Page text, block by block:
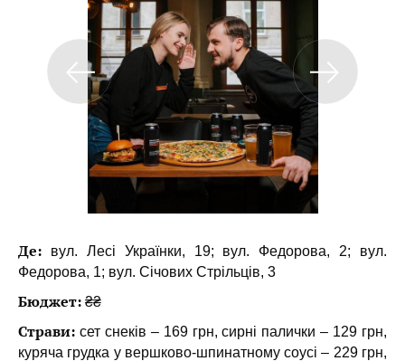
Де: вул. Лесі Українки, 19; вул. Федорова, 2; вул.
Федорова, 1; вул. Січових Стрільців, 3
Бюджет: ₴₴
Страви: сет снеків – 169 грн, сирні палички – 129 грн,
куряча грудка у вершково-шпинатному соусі – 229 грн,